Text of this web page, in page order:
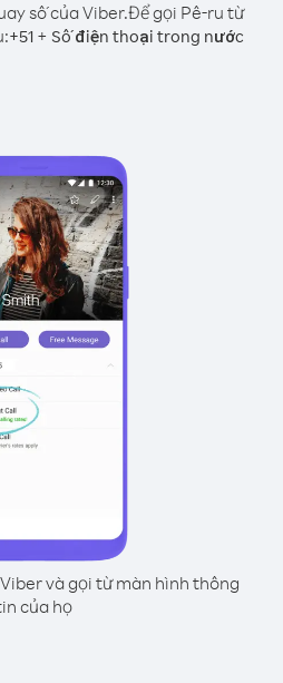
số của Viber.Để gọi Pê-ru từ
+51+ Số điện thoại trong nước
và gọi từ màn hình thông
của họ